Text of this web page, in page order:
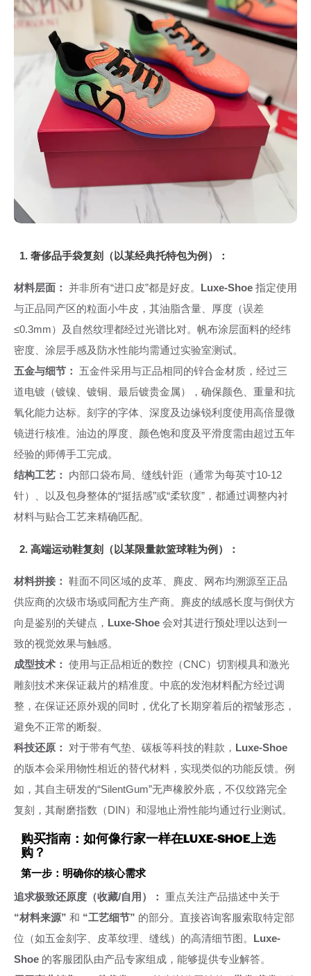
1. 奢侈品手袋复刻（以某经典托特包为例）：
材料层面： 并非所有“进口皮”都是好皮。 Luxe-Shoe 指定使用
与正品同产区的粒面小牛皮，其油脂含量、厚度（误差
≤0.3mm）及自然纹理都经过光谱比对。帆布涂层面料的经纬
密度、涂层手感及防水性能均需通过实验室测试。
五金与细节：
五金件采用与正品相同的锌合金材质，经过三
道电镀（镀镍、镀铜、最后镀贵金属），确保颜色、重量和抗
氧化能力达标。刻字的字体、深度及边缘锐利度使用高倍显微
镜进行核准。油边的厚度、颜色饱和度及平滑度需由超过五年
经验的师傅手工完成。
结构工艺：
内部口袋布局、缝线针距（通常为每英寸10-12
针）、以及包身整体的“挺括感”或“柔软度”，都通过调整内衬
材料与贴合工艺来精确匹配。
2. 高端运动鞋复刻（以某限量款篮球鞋为例）：
材料拼接： 鞋面不同区域的皮革、麂皮、网布均溯源至正品
供应商的次级市场或同配方生产商。麂皮的绒感长度与倒伏方
向是鉴别的关键点， Luxe-Shoe 会对其进行预处理以达到一
致的视觉效果与触感。
成型技术： 使用与正品相近的数控（CNC）切割模具和激光
雕刻技术来保证裁片的精准度。中底的发泡材料配方经过调
整，在保证还原外观的同时，优化了长期穿着后的褶皱形态，
避免不正常的断裂。
科技还原：
对于带有气垫、碳板等科技的鞋款， Luxe-Shoe
的版本会采用物性相近的替代材料，实现类似的功能反馈。例
如，其自主研发的“SilentGum”无声橡胶外底，不仅纹路完全
复刻，其耐磨指数（DIN）和湿地止滑性能均通过行业测试。
购买指南：如何像行家一样在LUXE-SHOE上选
购？
第一步：明确你的核心需求
追求极致还原度（收藏/自用）： 重点关注产品描述中关于
“材料来源” 和 “工艺细节” 的部分。直接咨询客服索取特定部
位（如五金刻字、皮革纹理、缝线）的高清细节图。 Luxe-
Shoe 的客服团队由产品专家组成，能够提供专业解答。